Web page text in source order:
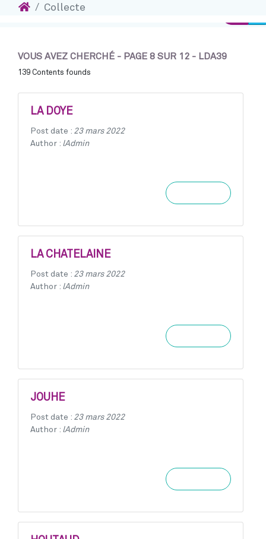
AccueilCollecte
VOUS AVEZ CHERCHÉ - PAGE 8 SUR 12 - LDA39
139 Contents founds
LA DOYE
Post date : 23 mars 2022
Author : lAdmin
LA CHATELAINE
Post date : 23 mars 2022
Author : lAdmin
JOUHE
Post date : 23 mars 2022
Author : lAdmin